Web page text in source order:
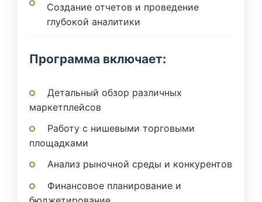
Создание отчетов и проведение
глубокой аналитики
Программа включает:
Детальный обзор различных
маркетплейсов
Работу с нишевыми торговыми
площадками
Анализ рыночной среды и конкурентов
Финансовое планирование и